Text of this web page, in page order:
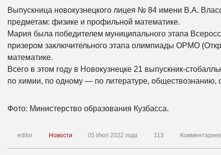
Выпускница новокузнецкого лицея № 84 имени В.А.
предметам: физике и профильной математике.
Мария была победителем муниципального этапа
призером заключительного этапа олимпиады ОРМО
математике.
Всего в этом году в Новокузнецке 21 выпускник-
по химии, по одному — по литературе, обществознанию,
Фото: Министерство образования Кузбасса.
editor Новости 05 Июл 2022 года 113